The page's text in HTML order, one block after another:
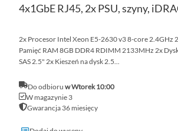
4x1GbE RJ45, 2x PSU, szyny,
2x Procesor Intel Xeon E5-2630 v3 8-core 2.4GHz
Pamięć RAM 8GB DDR4 RDIMM 2133MHz 2x
SAS 2.5" 2x Kieszeń na dysk 2.5...
Do odbioru w Wtorek 10:00
W magazynie 3
Gwarancja 36 miesięcy